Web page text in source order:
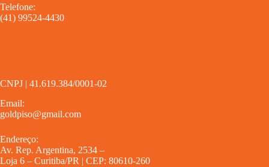
Telefone:
(41) 99524-4430
CNPJ | 41.619.384/0001-02
Email:
goldpiso@gmail.com
Endereço:
Av. Rep. Argentina, 2534 –
Loja 6 – Curitiba/PR | CEP: 80610-260